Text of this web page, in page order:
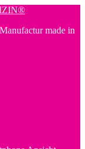
made in